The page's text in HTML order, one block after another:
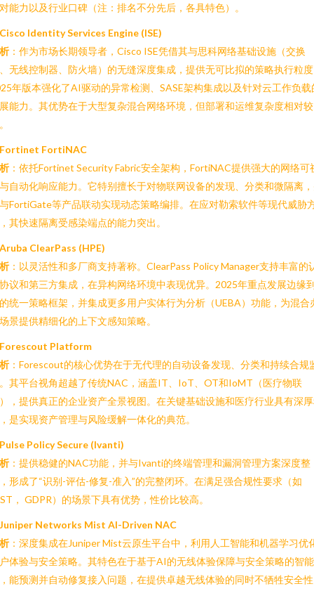
能力以及行业口碑（注：排名不分先后，各具特色）。
Cisco Identity Services Engine (ISE)
：作为市场长期领导者，Cisco ISE凭借其与思科网络基础设施（交换
无线控制器、防火墙）的无缝深度集成，提供无可比拟的策略执行粒
年版本强化了AI驱动的异常检测、SASE架构集成以及针对云工作负载
能力。其优势在于大型复杂混合网络环境，但部署和运维复杂度相对较
Fortinet FortiNAC
：依托Fortinet Security Fabric安全架构，FortiNAC提供强大的网络可
自动化响应能力。它特别擅长于对物联网设备的发现、分类和微隔离
FortiGate等产品联动实现动态策略编排。在应对勒索软件等现代威胁
其快速隔离受感染端点的能力突出。
Aruba ClearPass (HPE)
：以灵活性和多厂商支持著称。ClearPass Policy Manager支持丰富的
议和第三方集成，在异构网络环境中表现优异。2025年重点发展边缘
统一策略框架，并集成更多用户实体行为分析（UEBA）功能，为混合
景提供精细化的上下文感知策略。
Forescout Platform
：Forescout的核心优势在于无代理的自动设备发现、分类和持续合规
其平台视角超越了传统NAC，涵盖IT、IoT、OT和IoMT（医疗物联
，提供真正的企业资产全景视图。在关键基础设施和医疗行业具有深
是实现资产管理与风险缓解一体化的典范。
Pulse Policy Secure (Ivanti)
：提供稳健的NAC功能，并与Ivanti的终端管理和漏洞管理方案深度整
形成了“识别-评估-修复-准入”的完整闭环。在满足强合规性要求（如
， GDPR）的场景下具有优势，性价比较高。
Juniper Networks Mist AI-Driven NAC
：深度集成在Juniper Mist云原生平台中，利用人工智能和机器学习优
体验与安全策略。其特色在于基于AI的无线体验保障与安全策略的智
能预测并自动修复接入问题，在提供卓越无线体验的同时不牺牲安全